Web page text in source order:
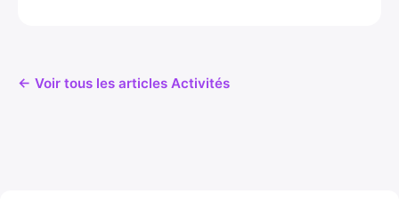
← Voir tous les articles Activités